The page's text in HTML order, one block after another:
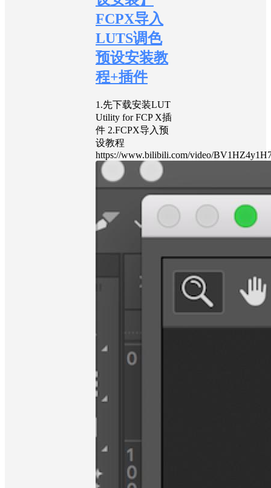
FCPX导入
LUTS调色
预设安装教
程+插件
1.先下载安装LUT
Utility for FCP X插
件 2.FCPX导入预
设教程
https://www.bilibili.com/video/